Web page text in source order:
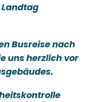
Busreise nach
uns herzlich vor